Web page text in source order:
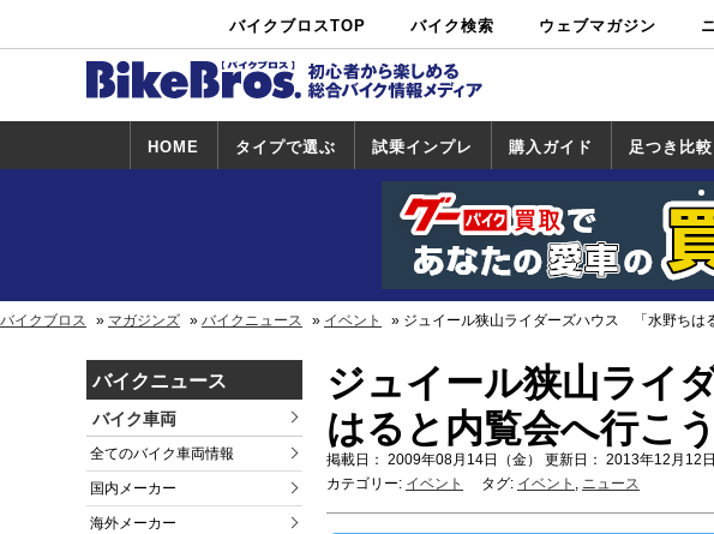
バイクブロスTOP バイク検索
中古バイ
ク・新車検
カタログ検
索
ショップ検
索
ウェブマガジン
HOME タイプで選ぶ 試乗インプレ
試乗インプレ
一覧
ホンダ
ヤマハ
スズキ
カワサキ
ハーレー
BMW
トライアンフ
ドゥカティ
購入ガイド
一覧
足つき比較
バイクブロス マガジンズ バイクニュース イベント ジュイール狭山ライダーズハウス 「水野ちは
バイクニュース
バイク車両
全てのバイク車両情報
国内メーカー
海外メーカー
ジュイール狭山ライ
はると内覧会へ行こう
掲載日： 2009年08月14日（金） 更新日： 2013年12月12日
カテゴリー: イベント タグ: イベント , ニュース